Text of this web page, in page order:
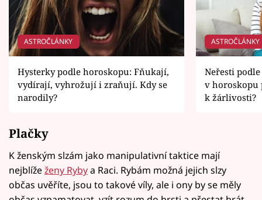
ASTROČLÁNKY
Hysterky podle horoskopu: Fňukají,
vydírají, vyhrožují i zraňují. Kdy se
narodily?
ASTROČLÁNKY
Neřesti
v horoskopu
k žárlivosti?
Plačky
K ženským slzám jako manipulativní taktice mají
nejblížeženy Rybya Raci. Rybám možná jejich slzy
občas uvěříte, jsou to takové víly, ale i ony by se měly